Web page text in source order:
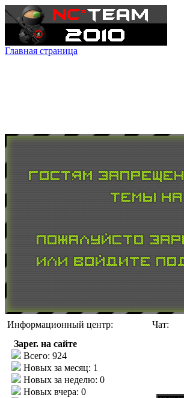
Главная страница
Информационный центр:
Чат:
Зарег. на сайте
Всего: 924
Новых за месяц: 1
Новых за неделю: 0
Новых вчера: 0